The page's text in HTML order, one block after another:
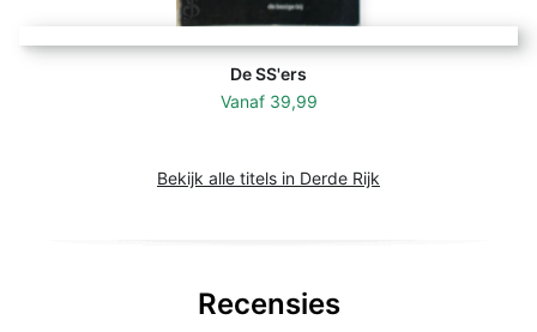
De SS'ers
Vanaf 39,99
Bekijk alle titels in Derde Rijk
Recensies